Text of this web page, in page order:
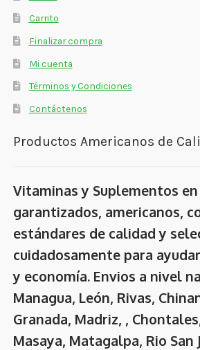
Carrito
Finalizar compra
Mi cuenta
Términos y Condiciones
Contáctenos
Productos Americanos de
Vitaminas y Suplementos en
garantizados, americanos,
estándares de calidad y
cuidadosamente para
y economía. Envios a nivel
Managua, León, Rivas,
Granada, Madriz, ,
Masaya, Matagalpa, Rio San